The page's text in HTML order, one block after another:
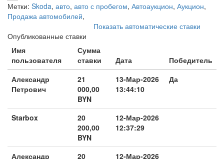
Метки: Skoda, авто, авто с пробегом, Автоаукцион, Аукцион,
Продажа автомобилей,
Показать автоматические ставки
Опубликованные ставки
Имя
пользователя
Сумма
ставки
Дата
Победитель
Александр
Петрович
21
000,00
BYN
13-Мар-2026
13:44:10
Да
Starbox
20
200,00
BYN
12-Мар-2026
12:37:29
Александр 20 12-Мар-2026